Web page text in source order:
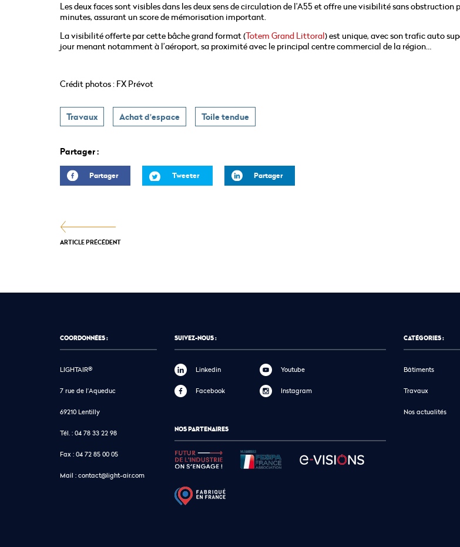
Les deux faces sont visibles dans les deux sens de circulation de l’A55 et offre une visibilité sans obstruction
minutes, assurant un score de mémorisation important.
La visibilité offerte par cette bâche grand format (Totem Grand Littoral) est unique, avec son trafic auto
jour menant notamment à l’aéroport, sa proximité avec le principal centre commercial de la région…
Crédit photos : FX Prévot
Travaux Achat d'espace Toile tendue
Partager :
Partager Tweeter Partager
ARTICLE PRÉCÉDENT
COORDONNÉES :
LIGHTAIR®
7 rue de l'Aqueduc
69210 Lentilly
Tél. : 04 78 33 22 98
Fax : 04 72 85 00 05
Mail : contact@light-air.com
SUIVEZ-NOUS :
Linkedin
Facebook
Youtube
Instagram
NOS PARTENAIRES
CATÉGORIES :
Bâtiments
Travaux
Nos actualités